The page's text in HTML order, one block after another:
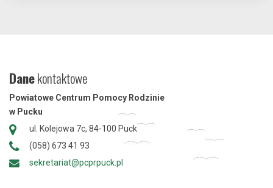
Danekontaktowe
Powiatowe Centrum Pomocy Rodzinie
w Pucku
ul. Kolejowa 7c, 84-100 Puck
(058) 673 41 93
sekretariat@pcprpuck.pl